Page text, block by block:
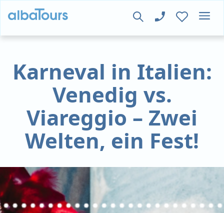
Karneval in Italien:
Venedig vs.
Viareggio – Zwei
Welten, ein Fest!